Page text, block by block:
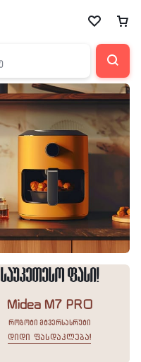
საუკეთესო ფასი!
Midea M7 PRO
რობოტი მტვერსასრუტი
დიდი ფასდაკლება!